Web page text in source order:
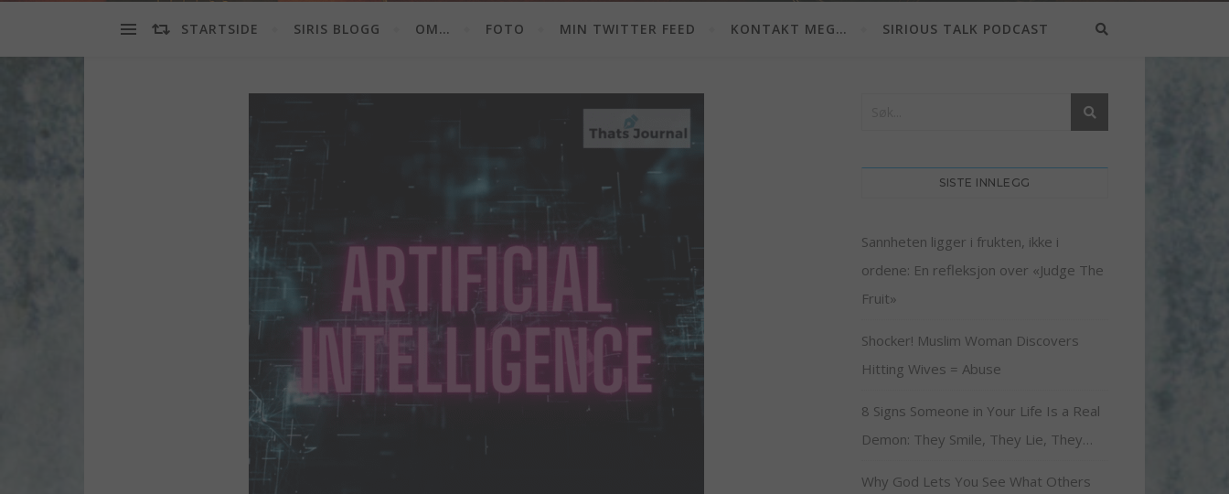
STARTSIDE SIRIS BLOGG OM… FOTO MIN TWITTER FEED KONTAKT MEG… SIRIOUS TALK PODCAST
SISTE INNLEGG
Sannheten ligger i frukten, ikke i
ordene: En refleksjon over «Judge The
Fruit»
Shocker! Muslim Woman Discovers
Hitting Wives = Abuse
8 Signs Someone in Your Life Is a Real
Demon: They Smile, They Lie, They…
Why God Lets You See What Others